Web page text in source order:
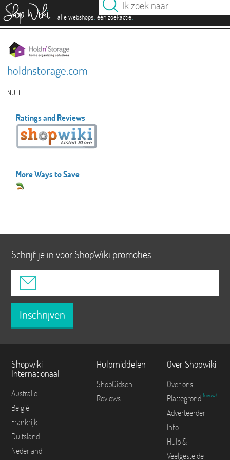
alle webshops. één zoekactie.
holdnstorage.com
NULL
Ratings and Reviews
More Ways to Save
Schrijf je in voor ShopWiki promoties
Inschrijven
Shopwiki
Internationaal
Australië
België
Frankrijk
Duitsland
Nederland
Hulpmiddelen
ShopGidsen
Reviews
Over Shopwiki
Over ons
Plattegrond Nieuw!
Adverteerder
Info
Hulp &
Veelgestelde